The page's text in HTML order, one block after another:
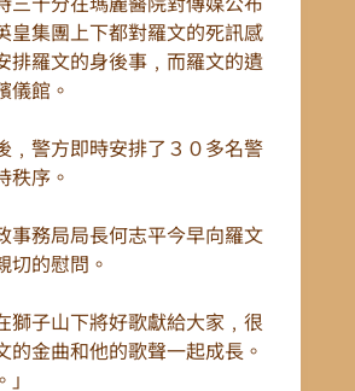
皇集團上下都對羅文的死訊感
排羅文的身後事﹐而羅文的遺
儀館。
﹐警方即時安排了３０多名警
秩序。
事務局局長何志平今早向羅文
切的慰問。
獅子山下將好歌獻給大家﹐很
的金曲和他的歌聲一起成長。